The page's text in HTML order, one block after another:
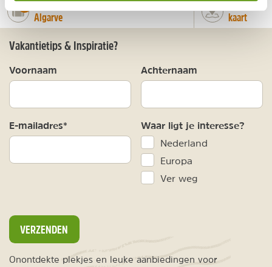
Bekijk alle reizen naar Wandelen in de
Algarve
Bekijk
kaart
Vakantietips & Inspiratie?
Voornaam Achternaam
E-mailadres* Waar ligt je interesse?
Nederland
Europa
Ver weg
VERZENDEN
Onontdekte plekjes en leuke aanbiedingen voor